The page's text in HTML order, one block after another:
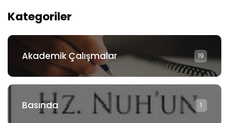
Kategoriler
Akademik Çalışmalar 19
Basında 1